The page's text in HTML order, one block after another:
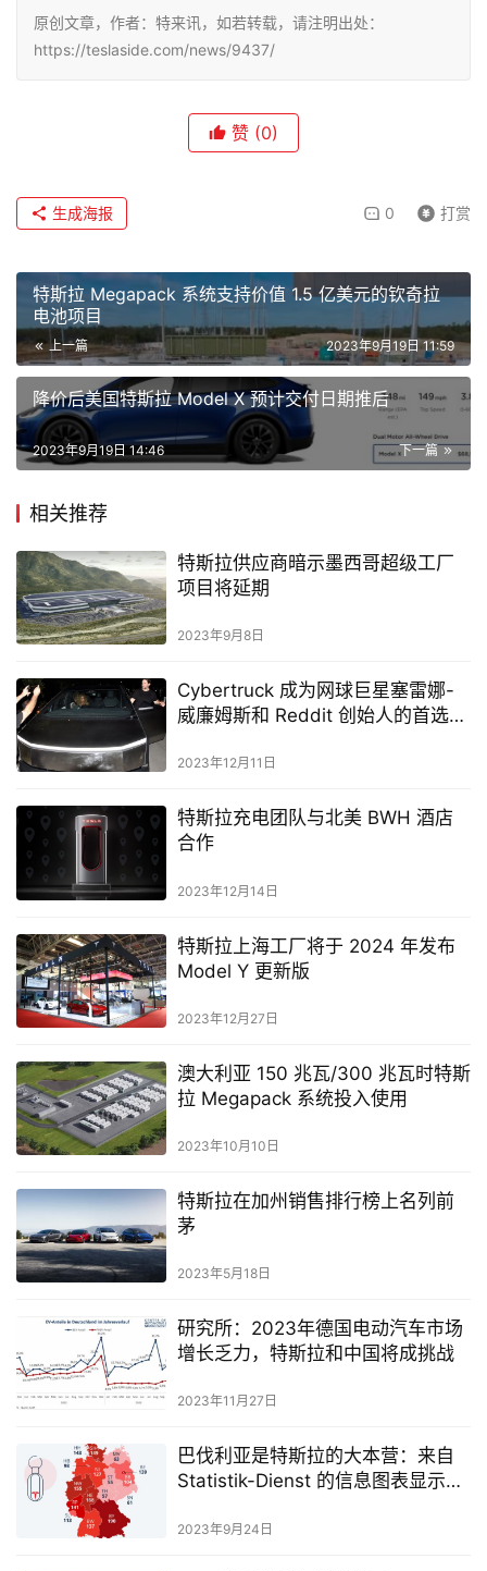
原创文章，作者：特来讯，如若转载，请注明出处：
https://teslaside.com/news/9437/
赞 (0)
0 打赏
生成海报
特斯拉 Megapack 系统支持价值 1.5 亿美元的钦奇拉
电池项目
上一篇 2023年9月19日 11:59
降价后美国特斯拉 Model X 预计交付日期推后
下一篇
2023年9月19日 14:46
相关推荐
特斯拉供应商暗示墨西哥超级工厂
项目将延期
2023年9月8日
Cybertruck 成为网球巨星塞雷娜-
威廉姆斯和 Reddit 创始人的首选座
2023年12月11日
特斯拉充电团队与北美 BWH 酒店
合作
2023年12月14日
特斯拉上海工厂将于 2024 年发布
Model Y 更新版
2023年12月27日
澳大利亚 150 兆瓦/300 兆瓦时特斯
拉 Megapack 系统投入使用
2023年10月10日
特斯拉在加州销售排行榜上名列前
茅
2023年5月18日
研究所：2023年德国电动汽车市场
增长乏力，特斯拉和中国将成挑战
2023年11月27日
巴伐利亚是特斯拉的大本营：来自
Statistik-Dienst 的信息图表显示了
2023年9月24日